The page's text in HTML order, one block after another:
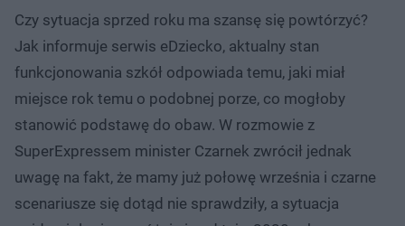
Czy sytuacja sprzed roku ma szansę się powtórzyć?
Jak informuje serwis eDziecko, aktualny stan
funkcjonowania szkół odpowiada temu, jaki miał
miejsce rok temu o podobnej porze, co mogłoby
stanowić podstawę do obaw. W rozmowie z
SuperExpressem minister Czarnek zwrócił jednak
uwagę na fakt, że mamy już połowę września i czarne
scenariusze się dotąd nie sprawdziły, a sytuacja